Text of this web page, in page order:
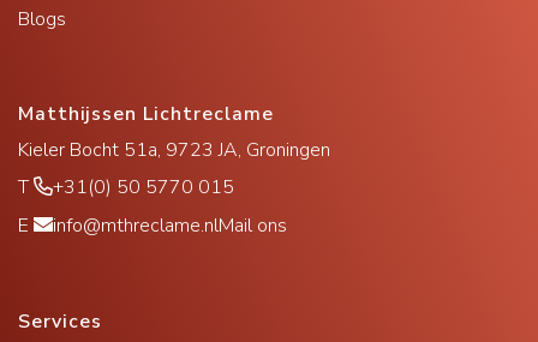
Blogs
Matthijssen Lichtreclame
Kieler Bocht 51a, 9723 JA, Groningen
T
+31(0) 50 5770 015
E
info@mthreclame.nlMail ons
Services